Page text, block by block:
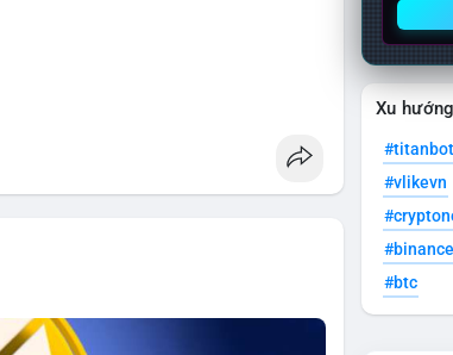
Xu
#titanbot
#vlikevn
#btc